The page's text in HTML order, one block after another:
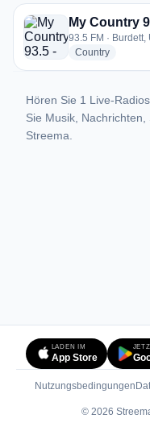
1 Radiosender aus
My Country
93.5 FM ·
Countryradio
Hören Sie 1 Live-
Sie Musik,
Streema.
LADEN IM
App Store
Nutzungsbedingungen
© 2026